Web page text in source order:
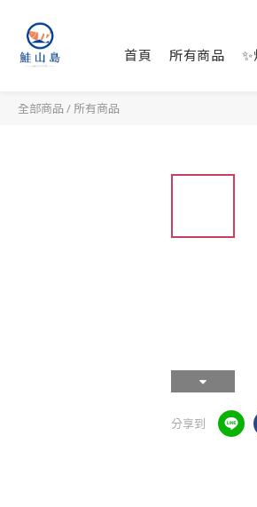
首頁 所有商品
全部商品 / 所有商品
分享到